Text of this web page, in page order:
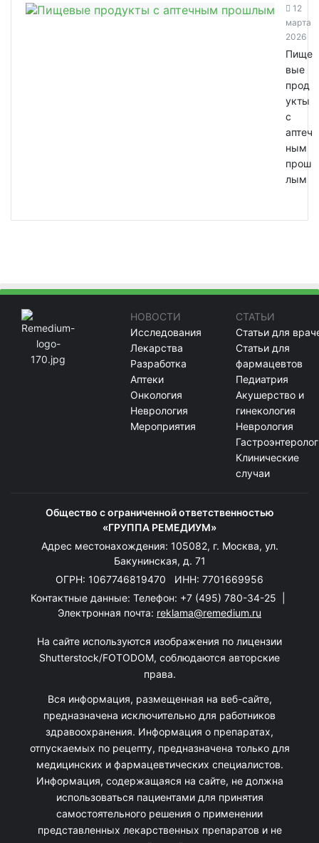
12
марта
2026
Пище
вые
прод
укты
с
аптеч
ным
прош
лым
НОВОСТИ
Исследования
Лекарства
Разработка
Аптеки
Онкология
Неврология
Мероприятия
СТАТЬИ
Статьи для
Статьи для
фармацевтов
Педиатрия
Акушерство и
гинекология
Неврология
Клинические
случаи
Общество с ограниченной ответственностью
«ГРУППА РЕМЕДИУМ»
Адрес местонахождения: 105082, г. Москва, ул.
Бакунинская, д. 71
ОГРН: 1067746819470 ИНН: 7701669956
Контактные данные: Телефон: +7 (495) 780-34-25
Электронная почта: reklama@remedium.ru
На сайте используются изображения по лицензии
Shutterstock/FOTODOM, соблюдаются авторские
права.
Вся информация, размещенная на веб-сайте,
предназначена исключительно для работников
здравоохранения. Информация о препаратах,
отпускаемых по рецепту, предназначена только для
медицинских и фармацевтических специалистов.
Информация, содержащаяся на сайте, не должна
использоваться пациентами для принятия
самостоятельного решения о применении
представленных лекарственных препаратов и не